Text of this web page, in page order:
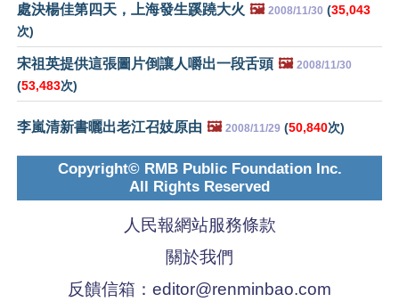
處決楊佳第四天，上海發生蹊蹺大火 🖼️ 2008/11/30 (35,043
次)
宋祖英提供這張圖片倒讓人嚼出一段舌頭 🖼️ 2008/11/30
(53,483次)
李嵐清新書曬出老江召妓原由 🖼️ 2008/11/29 (50,840次)
Copyright© RMB Public Foundation Inc.
All Rights Reserved
人民報網站服務條款
關於我們
反饋信箱： editor@renminbao.com